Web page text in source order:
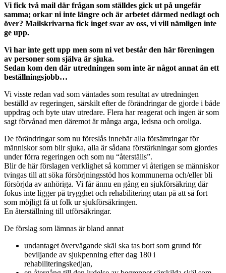
Vi fick två mail där frågan som ställdes gick ut på ungefär
samma; orkar ni inte längre och är arbetet därmed nedlagt och
över? Mailskrivarna fick inget svar av oss, vi vill nämligen inte
ge upp.
Vi har inte gett upp men som ni vet består den här föreningen
av personer som själva är sjuka.
Sedan kom den där utredningen som inte är något annat än ett
beställningsjobb…
Vi visste redan vad som väntades som resultat av utredningen
beställd av regeringen, särskilt efter de förändringar de gjorde i både
uppdrag och byte utav utredare. Flera har reagerat och ingen är som
sagt förvånad men däremot är många arga, ledsna och oroliga.
De förändringar som nu föreslås innebär alla försämringar för
människor som blir sjuka, alla är sådana förstärkningar som gjordes
under förra regeringen och som nu “återställs”.
Blir de här förslagen verklighet så kommer vi återigen se människor
tvingas till att söka försörjningsstöd hos kommunerna och/eller bli
försörjda av anhöriga. Vi får ännu en gång en sjukförsäkring där
fokus inte ligger på trygghet och rehabilitering utan på att så fort
som möjligt få ut folk ur sjukförsäkringen.
En återställning till utförsäkringar.
De förslag som lämnas är bland annat
undantaget övervägande skäl ska tas bort som grund för
beviljande av sjukpenning efter dag 180 i
rehabiliteringskedjan,